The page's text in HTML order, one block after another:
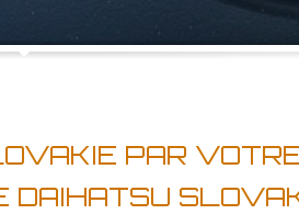
PAR
DAIHATSU